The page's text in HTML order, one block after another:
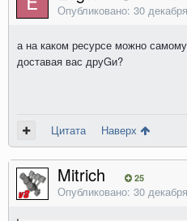
Опубликовано: 30
а на каком ресурсе можно
доставая вас друGи?
Цитата Наверх
Mitrich 25
Опубликовано: 30